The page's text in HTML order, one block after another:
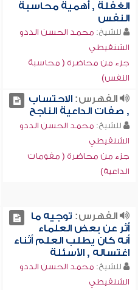
الغفلة , أهمية محاسبة
النفس
للشيخ: محمد الحسن الددو
الشنقيطي
جزء من محاضرة ( محاسبة
النفس)
الفهرس:الاحتساب
, صفات الداعية الناجح
للشيخ: محمد الحسن الددو
الشنقيطي
جزء من محاضرة ( مقومات
الداعية)
الفهرس: توجيه ما
أثر عن بعض العلماء
أنه كان يطلب العلم أثناء
اغتساله , الأسئلة
للشيخ: محمد الحسن الددو
الشنقيطي